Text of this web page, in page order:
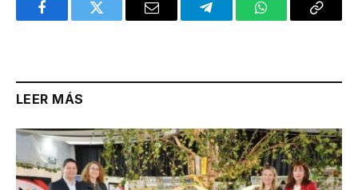
FacebookTwitter Email TelegramWhatsAppCopy
LEER MÁS